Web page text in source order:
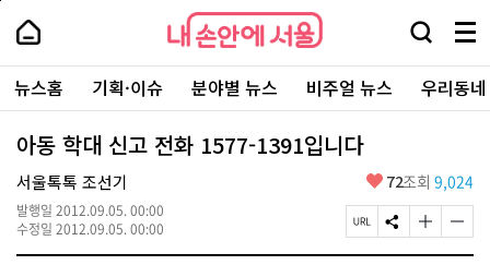
본
로
가
내
손
안
에
서
울
-
서
울
시
대
표
소
내
손
에
울
검
창
열
기
메
뉴
전
체
보
주
요
서
뉴스홈 기획·이슈 분야별 뉴스 비주얼 뉴스 우리동
아동 학대 신고 전화 1577-1391입니다
서울톡톡 조선기
발행일 2012.09.05. 00:00
수정일 2012.09.05. 00:00
좋
요
72조회 9,024
페
이
S
N
글
자
글
자
페
상
단
로